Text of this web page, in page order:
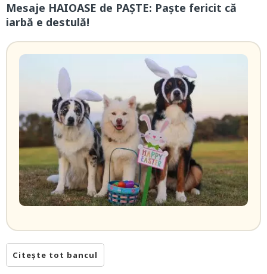
Mesaje HAIOASE de PAŞTE: Paşte fericit că
iarbă e destulă!
Citește tot bancul